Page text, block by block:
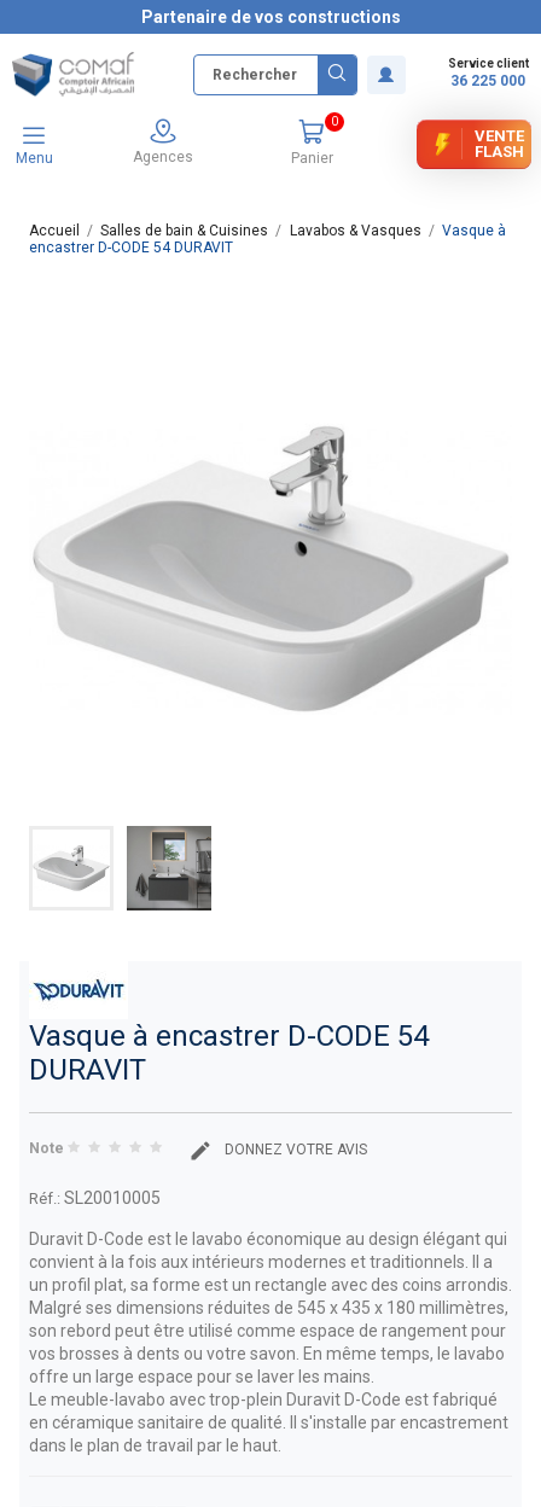
Partenaire de vos constructions
Service client
36 225 000
Menu Agences Panier
0
VENTE
FLASH
Accueil Salles de bain & Cuisines Lavabos & Vasques
Vasque à
encastrer D-CODE 54 DURAVIT
Vasque à encastrer D-CODE 54
DURAVIT
Note DONNEZ VOTRE AVIS
Réf.: SL20010005
Duravit D-Code est le lavabo économique au design élégant qui
convient à la fois aux intérieurs modernes et traditionnels. Il a
un profil plat, sa forme est un rectangle avec des coins arrondis.
Malgré ses dimensions réduites de 545 x 435 x 180 millimètres,
son rebord peut être utilisé comme espace de rangement pour
vos brosses à dents ou votre savon. En même temps, le lavabo
offre un large espace pour se laver les mains.
Le meuble-lavabo avec trop-plein Duravit D-Code est fabriqué
en céramique sanitaire de qualité. Il s'installe par encastrement
dans le plan de travail par le haut.